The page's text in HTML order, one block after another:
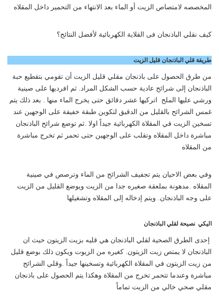
المخصصه لامتصاص الزيت أو الماء بعد الانتهاء من التحمير داخل المقلاه
كيف نقلي الباذنجان فى القلاية الكهربائية لأفضل النتائج؟
طريقة قلي الباذنجان قليل الزيت
من طرق الحصول على باذنجان مقلي قليل الزيت أن تقومي بتقطيع حبة
الباذنجان إلى شرائح عادية حسب الشكل المراد. ثم افرديها على صينية
ورشي عليها الملح اتركيها عشر دقائق حتى يخرج الماء منها . بعد ذلك يتم
غمس الشرائح بالقليل من الدقيق لتكوين طبقة خفيفة على الوجهين عند
تسخين الزيت في المقلاة الكهربائية جيداً اولا .ثم توضع شرائح الباذنجان
مباشرة داخل المقلاه وتقلب على الوجهين حتى تحمر ثم تخرج مباشرة
من المقلاه
وفي بعض الاحيان يتم تجفيف الشرائح من الماء وترصص في صينية
المقلاه .مدهونة بملعقة صغيره جدا من الزيت ويوضع القليل من الزيت
على وجه الباذنجان. ويتم إدخاله إلى المقلاه وتشغيلها
اليكي نصيحة لقلي الباذنجان
إحدى الطرق الصحية لقلي الباذنجان هي قليه بزيت الزيتون حيث ان
الباذنجان لا يمتص زيت الزيتون. كغيره من الزيوت ويكون ذلك بوضع قليل
من زيت الزيتون في المقلاة الكهربائية وتسخينها جيداً .وقلي الشرائح
مباشرة وعندما تتحمر تخرج من المقلاة وهكذا يتم الحصول على باذنجان
مقلي صحي خالي من الزيت تماماً